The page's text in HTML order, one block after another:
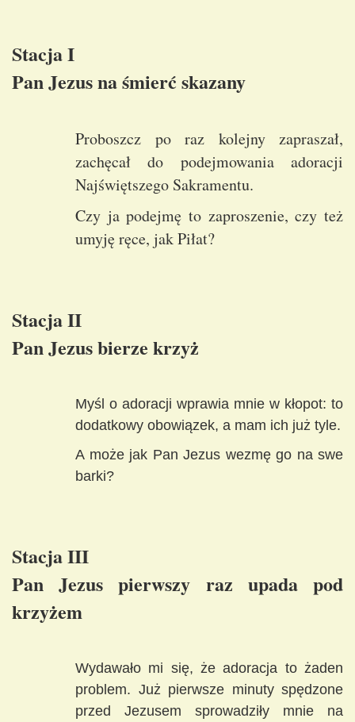
Stacja I
Pan Jezus na śmierć skazany
Proboszcz po raz kolejny zapraszał,
zachęcał do podejmowania adoracji
Najświętszego Sakramentu.
Czy ja podejmę to zaproszenie, czy też
umyję ręce, jak Piłat?
Stacja II
Pan Jezus bierze krzyż
Myśl o adoracji wprawia mnie w kłopot: to
dodatkowy obowiązek, a mam ich już tyle.
A może jak Pan Jezus wezmę go na swe
barki?
Stacja III
Pan Jezus pierwszy raz upada pod
krzyżem
Wydawało mi się, że adoracja to żaden
problem. Już pierwsze minuty spędzone
przed Jezusem sprowadziły mnie na